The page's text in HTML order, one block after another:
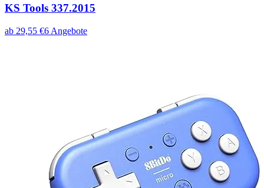
KS Tools 337.2015
ab 29,55 €6 Angebote